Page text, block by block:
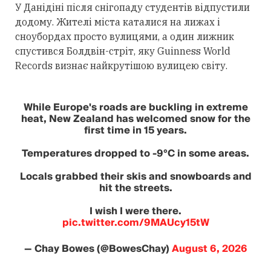
У Данідіні після снігопаду студентів відпустили
додому. Жителі міста каталися на лижах і
сноубордах просто вулицями, а один лижник
спустився Болдвін-стріт, яку Guinness World
Records визнає найкрутішою вулицею світу.
While Europe's roads are buckling in extreme
heat, New Zealand has welcomed snow for the
first time in 15 years.
Temperatures dropped to -9°C in some areas.
Locals grabbed their skis and snowboards and
hit the streets.
I wish I were there.
pic.twitter.com/9MAUcy15tW
— Chay Bowes (@BowesChay)August 6, 2026